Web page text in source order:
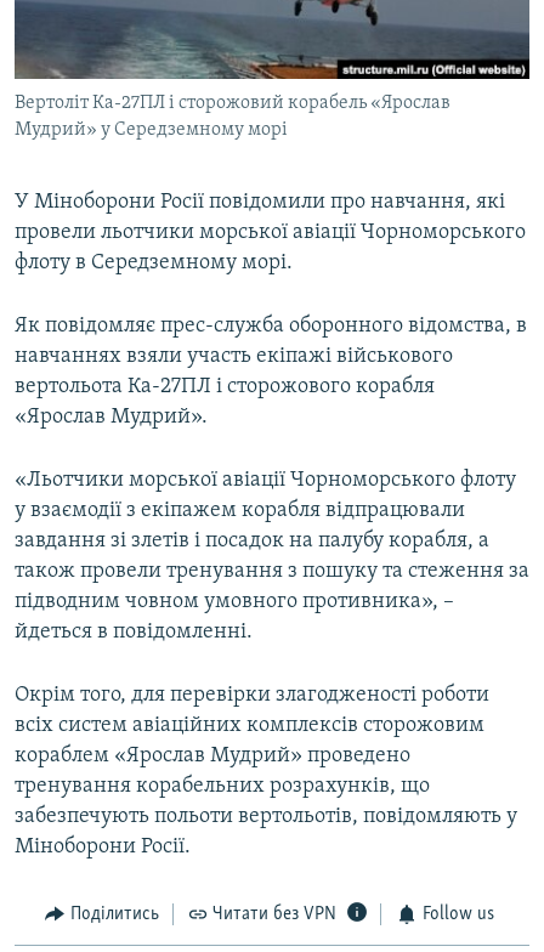
ВІДЕОУРОКИ «ELIFBE»
СВІДЧЕННЯ ОКУПАЦІЇ
УКРАЇНСЬКА ПРОБЛЕМА КРИМУ
Русский
Qırımtatar
Усі сайти RFE/RL
Вертоліт Ка-27ПЛ і сторожовий корабель «Ярослав
Мудрий» у Середземному морі
У Міноборони Росії повідомили про навчання, які
провели льотчики морської авіації Чорноморського
флоту в Середземному морі.
Як повідомляє прес-служба оборонного відомства, в
навчаннях взяли участь екіпажі військового
вертольота Ка-27ПЛ і сторожового корабля
«Ярослав Мудрий».
«Льотчики морської авіації Чорноморського флоту
у взаємодії з екіпажем корабля відпрацювали
завдання зі злетів і посадок на палубу корабля, а
також провели тренування з пошуку та стеження за
підводним човном умовного противника», –
йдеться в повідомленні.
Окрім того, для перевірки злагодженості роботи
всіх систем авіаційних комплексів сторожовим
кораблем «Ярослав Мудрий» проведено
тренування корабельних розрахунків, що
забезпечують польоти вертольотів, повідомляють у
Міноборони Росії.
Поділитись Читати без VPN Follow us